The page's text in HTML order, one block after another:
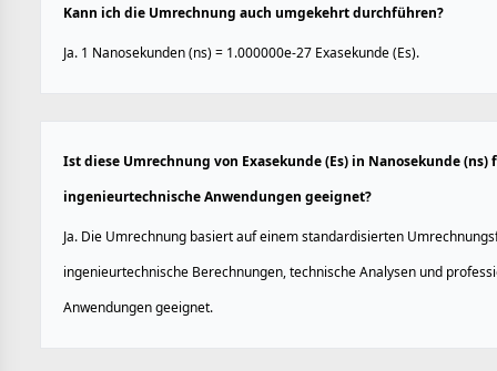
Kann ich die Umrechnung auch umgekehrt durchführen?
Ja. 1 Nanosekunden (ns) = 1.000000e-27 Exasekunde (Es).
Ist diese Umrechnung von Exasekunde (Es) in Nanosekunde (ns)
ingenieurtechnische Anwendungen geeignet?
Ja. Die Umrechnung basiert auf einem standardisierten
ingenieurtechnische Berechnungen, technische Analysen und
Anwendungen geeignet.